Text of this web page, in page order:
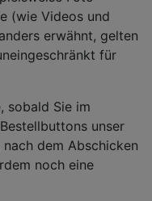
(wie Videos und
erwähnt, gelten
für
sobald Sie im
unser
dem Abschicken
noch eine